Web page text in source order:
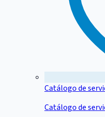
Catálogo de
Catálogo de